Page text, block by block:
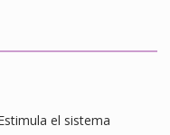
el sistema